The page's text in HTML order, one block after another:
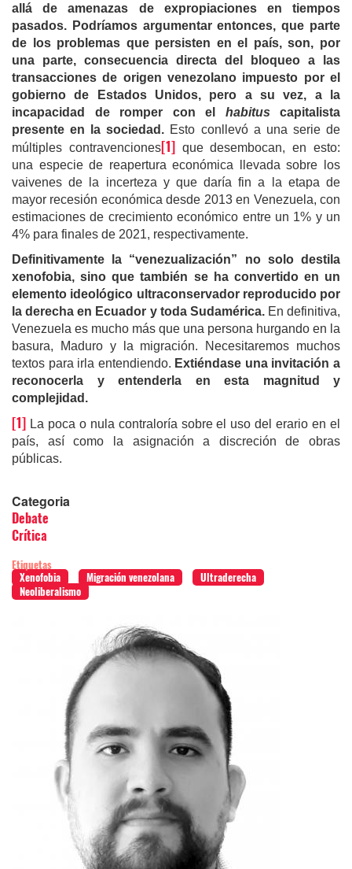
allá de amenazas de expropiaciones en tiempos
pasados. Podríamos argumentar entonces, que parte
de los problemas que persisten en el país, son, por
una parte, consecuencia directa del bloqueo a las
transacciones de origen venezolano impuesto por el
gobierno de Estados Unidos, pero a su vez, a la
incapacidad de romper con el habitus capitalista
presente en la sociedad. Esto conllevó a una serie de
múltiples contravenciones[1]
que desembocan, en esto:
una especie de reapertura económica llevada sobre los
vaivenes de la incerteza y que daría fin a la etapa de
mayor recesión económica desde 2013 en Venezuela, con
estimaciones de crecimiento económico entre un 1% y un
4% para finales de 2021, respectivamente.
Definitivamente la “venezualización” no solo destila
xenofobia, sino que también se ha convertido en un
elemento ideológico ultraconservador reproducido por
la derecha en Ecuador y toda Sudamérica.En definitiva,
Venezuela es mucho más que una persona hurgando en la
basura, Maduro y la migración. Necesitaremos muchos
textos para irla entendiendo. Extiéndase una invitación a
reconocerla y entenderla en esta magnitud y
complejidad.
[1] La poca o nula contraloría sobre el uso del erario en el
país, así como la asignación a discreción de obras
públicas.
Categoria
Debate
Crítica
Etiquetas
Xenofobia
Migración venezolana
Ultraderecha
Neoliberalismo